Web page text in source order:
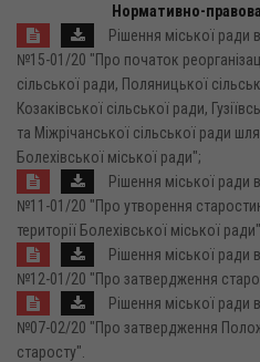
Нормативно-
Рішення міської ради
№15-01/20 "Про початок
сільської ради, Поляницької
Козаківської сільської ради,
та Міжрічанської сільської ради
Болехівської міської ради";
Рішення міської ради
№11-01/20 "Про утворення
території Болехівської міської
Рішення міської ради
№12-01/20 "Про затвердження
Рішення міської ради
№07-02/20 "Про затвердження
старосту".